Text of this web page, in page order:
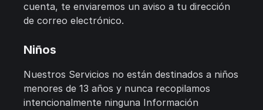
cuenta, te enviaremos un aviso a tu dirección
de correo electrónico.
Niños
Nuestros Servicios no están destinados a niños
menores de 13 años y nunca recopilamos
intencionalmente ninguna Información